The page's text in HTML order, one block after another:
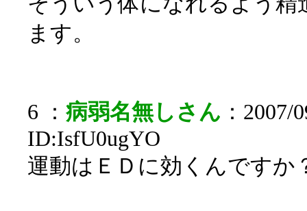
ます。
6 ： 病弱名無しさん ：2007/
ID:IsfU0ugYO
運動はＥＤに効くんですか